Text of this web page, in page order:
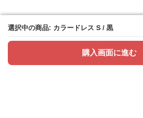
選択中の商品: カラードレス S / 黒
購入画面に進む
選択中の商品: カラードレス S / 黒
購入画面に進む